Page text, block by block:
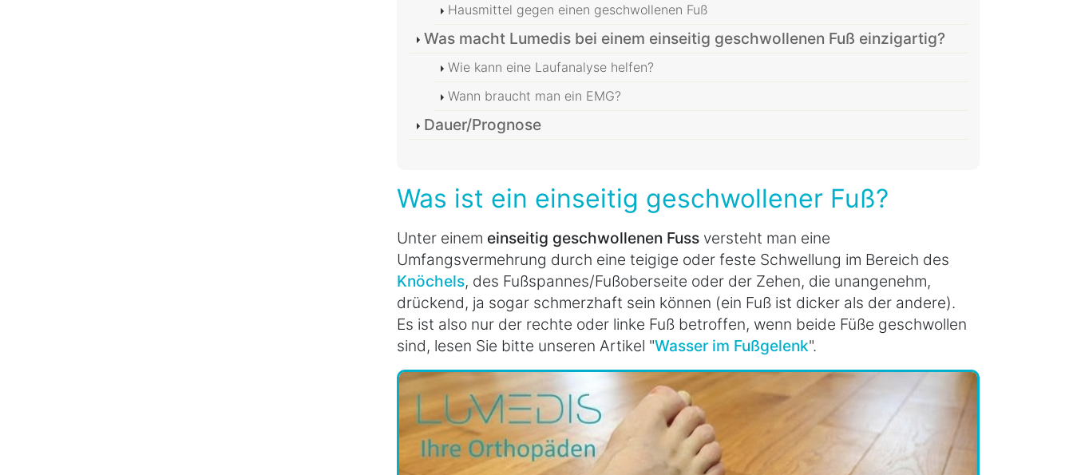
Hausmittel gegen einen geschwollenen Fuß
Was macht Lumedis bei einem einseitig geschwollenen Fuß einzigartig?
Wie kann eine Laufanalyse helfen?
Wann braucht man ein EMG?
Dauer/Prognose
Was ist ein einseitig geschwollener Fuß?
Unter einem einseitig geschwollenen Fuss versteht man eine
Umfangsvermehrung durch eine teigige oder feste Schwellung im Bereich des
Knöchels, des Fußspannes/Fußoberseite oder der Zehen, die unangenehm,
drückend, ja sogar schmerzhaft sein können (ein Fuß ist dicker als der andere).
Es ist also nur der rechte oder linke Fuß betroffen, wenn beide Füße geschwollen
sind, lesen Sie bitte unseren Artikel "Wasser im Fußgelenk".